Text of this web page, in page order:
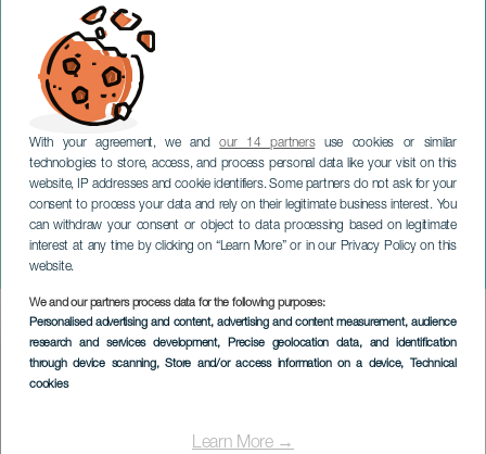
With your agreement, we andour 14 partnersuse cookies or similar
technologies to store, access, and process personal data like your visit on this
website, IP addresses and cookie identifiers. Some partners do not ask for your
consent to process your data and rely on their legitimate business interest. You
can withdraw your consent or object to data processing based on legitimate
interest at any time by clicking on “Learn More” or in our Privacy Policy on this
website.
We and our partners process data for the following purposes:
Personalised advertising and content, advertising and content measurement, audience
research and services development, Precise geolocation data, and identification
through device scanning, Store and/or access information on a device, Technical
cookies
Learn More →
Nuestros muertos
GRAN CANARIA
Imagen
Listado